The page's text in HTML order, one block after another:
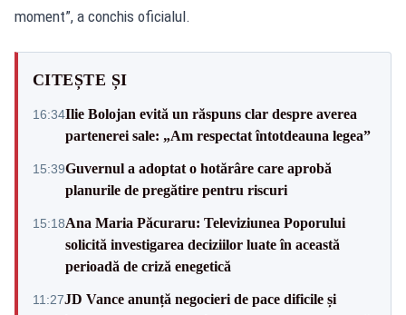
moment”, a conchis oficialul.
CITEȘTE ȘI
16:34Ilie Bolojan evită un răspuns clar despre averea
partenerei sale: „Am respectat întotdeauna legea”
15:39Guvernul a adoptat o hotărâre care aprobă
planurile de pregătire pentru riscuri
15:18Ana Maria Păcuraru: Televiziunea Poporului
solicită investigarea deciziilor luate în această
perioadă de criză enegetică
11:27JD Vance anunță negocieri de pace dificile și